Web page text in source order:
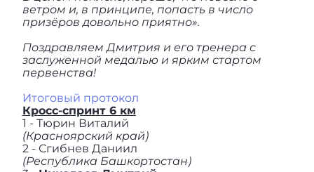
ветром и, в принципе, попасть в число
призёров довольно приятно».
Поздравляем Дмитрия и его тренера с
заслуженной медалью и ярким стартом
первенства!
Итоговый протокол
Кросс-спринт 6 км
1 - Тюрин Виталий
(Красноярский край)
2 - Сгибнев Даниил
(Республика Башкортостан)